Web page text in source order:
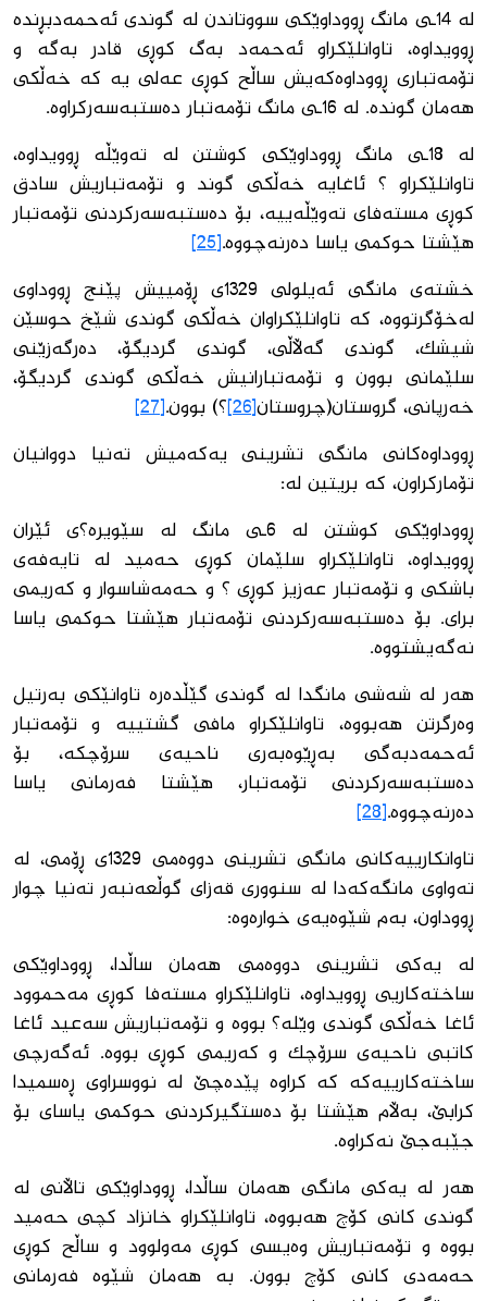
لە 14ـی مانگ ڕووداوێكی سووتاندن لە گوندی ئەحمەدبڕندە
ڕوویداوە، تاوانلێكراو ئەحمەد بەگ كوڕی قادر بەگە و
تۆمەتباری ڕووداوەكەیش ساڵح كوڕی عەلی یە كە خەڵكی
هەمان گوندە. لە 16ـی مانگ تۆمەتبار دەستبەسەركراوە.
لە 18ـی مانگ ڕووداوێكی كوشتن لە تەوێڵە ڕوویداوە،
تاوانلێكراو ؟ ئاغایە خەڵكی گوند و تۆمەتباریش سادق
كوڕی مستەفای تەوێڵەییە، بۆ دەستبەسەركردنی تۆمەتبار
هێشتا حوكمی یاسا دەرنەچووە.[25]
خشتەی مانگی ئەیلولی 1329ی ڕۆمییش پێنج ڕووداوی
لەخۆگرتووە، كە تاوانلێكراوان خەڵكی گوندی شێخ حوسێن
شیشك، گوندی گەڵاڵی، گوندی گردیگۆ، دەرگەزێنی
سلێمانی بوون و تۆمەتبارانیش خەڵكی گوندی گردیگۆ،
خەرپانی، گروستان(چروستان[26] ؟) بوون.[27]
ڕووداوەكانی مانگی تشرینی یەكەمیش تەنیا دووانیان
تۆماركراون، كە بریتین لە:
ڕووداوێكی كوشتن لە 6ـی مانگ لە سێویرە؟ی ئێران
ڕوویداوە، تاوانلێكراو سلێمان كوڕی حەمید لە تایەفەی
باشكی و تۆمەتبار عەزیز كوڕی ؟ و حەمەشاسوار و كەریمی
برای. بۆ دەستبەسەركردنی تۆمەتبار هێشتا حوكمی یاسا
نەگەیشتووە.
هەر لە شەشی مانگدا لە گوندی گێڵدەرە تاوانێكی بەرتیل
وەرگرتن هەبووە، تاوانلێكراو مافی گشتییە و تۆمەتبار
ئەحمەدبەگی بەڕێوەبەری ناحیەی سرۆچكە، بۆ
دەستبەسەركردنی تۆمەتبار، هێشتا فەرمانی یاسا
دەرنەچووە.[28]
تاوانكارییەكانی مانگی تشرینی دووەمی 1329ی ڕۆمی، لە
تەواوی مانگەكەدا لە سنووری قەزای گوڵعەنبەر تەنیا چوار
ڕووداون، بەم شێوەیەی خوارەوە:
لە یەكی تشرینی دووەمی هەمان ساڵدا، ڕووداوێكی
ساختەكاریی ڕوویداوە، تاوانلێكراو مستەفا كوڕی مەحموود
ئاغا خەڵكی گوندی وێلە؟ بووە و تۆمەتباریش سەعید ئاغا
كاتبی ناحیەی سرۆچك و كەریمی كوڕی بووە. ئەگەرچی
ساختەكارییەكە كە كراوە پێدەچێ لە نووسراوی ڕەسمیدا
كرابێ، بەڵام هێشتا بۆ دەستگیركردنی حوكمی یاسای بۆ
جێبەجێ نەكراوە.
هەر لە یەكی مانگی هەمان ساڵدا، ڕووداوێكی تاڵانی لە
گوندی كانی كۆچ هەبووە، تاوانلێكراو خانزاد كچی حەمید
بووە و تۆمەتباریش وەیسی كوڕی مەولوود و ساڵح كوڕی
حەمەدی كانی كۆچ بوون. بە هەمان شێوە فەرمانی